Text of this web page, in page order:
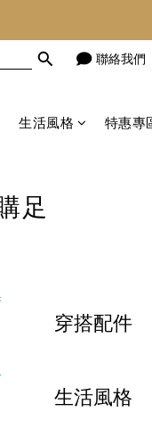
聯絡我們
生活風格 特惠專
足
穿搭配件
生活風格